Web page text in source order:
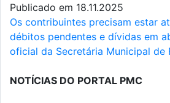
Publicado em 18.11.2025
Os contribuintes precisam estar
débitos pendentes e dívidas em
oficial da Secretária Municipal de
NOTÍCIAS DO PORTAL PMC